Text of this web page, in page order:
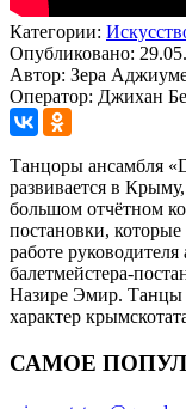
Категории:
Опубликовано:
Автор: Зера
Оператор: Джихан
Танцоры ансамбля
развивается в
большом отчётном
постановки,
работе
балетмейстера-
Назире Эмир. Танцы
характер
САМОЕ